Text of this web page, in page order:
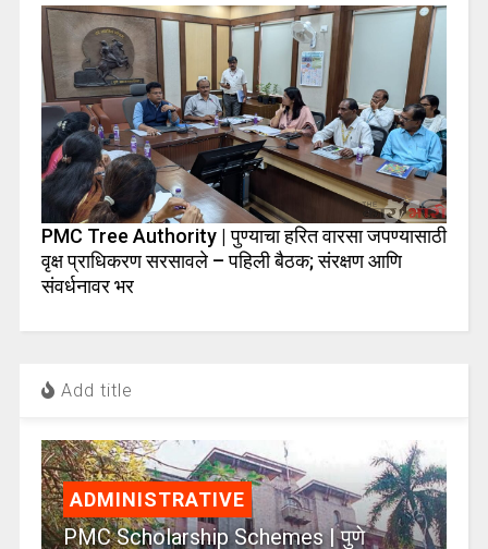
PMC Tree Authority | पुण्याचा हरित वारसा जपण्यासाठी
वृक्ष प्राधिकरण सरसावले – पहिली बैठक; संरक्षण आणि
संवर्धनावर भर
Add title
ADMINISTRATIVE
PMC Scholarship Schemes | पुणे